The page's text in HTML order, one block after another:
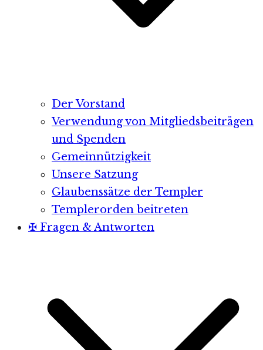
Der Vorstand
Verwendung von Mitgliedsbeiträgen
und Spenden
Gemeinnützigkeit
Unsere Satzung
Glaubenssätze der Templer
Templerorden beitreten
✠ Fragen & Antworten